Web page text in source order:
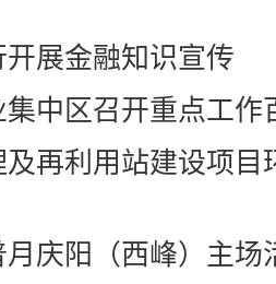
展金融知识宣传
中区召开重点工
再利用站建设项目
庆阳（西峰）主场